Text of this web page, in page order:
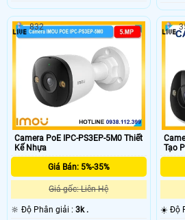
Camera PoE IPC-PS3EP-5M0 Thiết
Kế Nhựa
Giá Bán: 5%-35%
Giá gốc: Liên Hệ
🔆 Độ Phân giải : 3k .
832
Tạo
☀️